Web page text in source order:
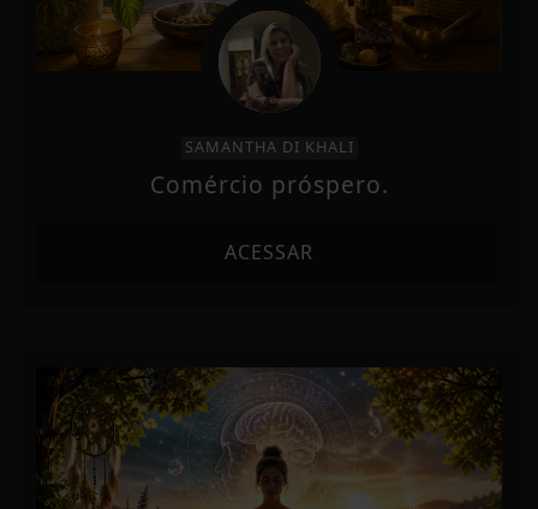
SAMANTHA DI KHALI
Comércio próspero.
ACESSAR